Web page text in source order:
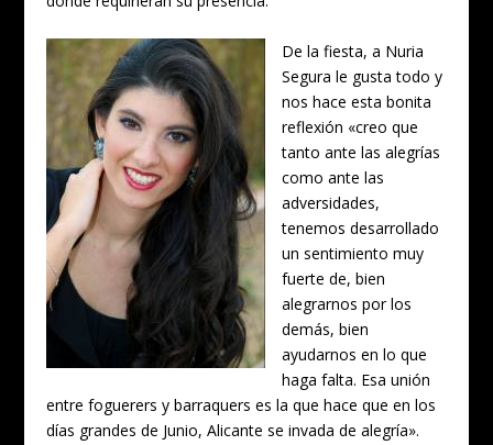
De la fiesta, a Nuria
Segura le gusta todo y
nos hace esta bonita
reflexión «creo que
tanto ante las alegrías
como ante las
adversidades,
tenemos desarrollado
un sentimiento muy
fuerte de, bien
alegrarnos por los
demás, bien
ayudarnos en lo que
haga falta. Esa unión
entre foguerers y barraquers es la que hace que en los
días grandes de Junio, Alicante se invada de alegría».